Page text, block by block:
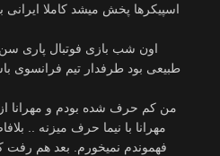
اسپیکرها پخش میشد کاملا ایرانی
اون شب بازی فوتبال پاری سن
طبیعی بود طرفدار تیم فرانسوی
من کم حرف شده بودم و مهرانا
مهرانا با نیما حرف میزنه ..
فهموندم نمیخورم. بعد هم رفت